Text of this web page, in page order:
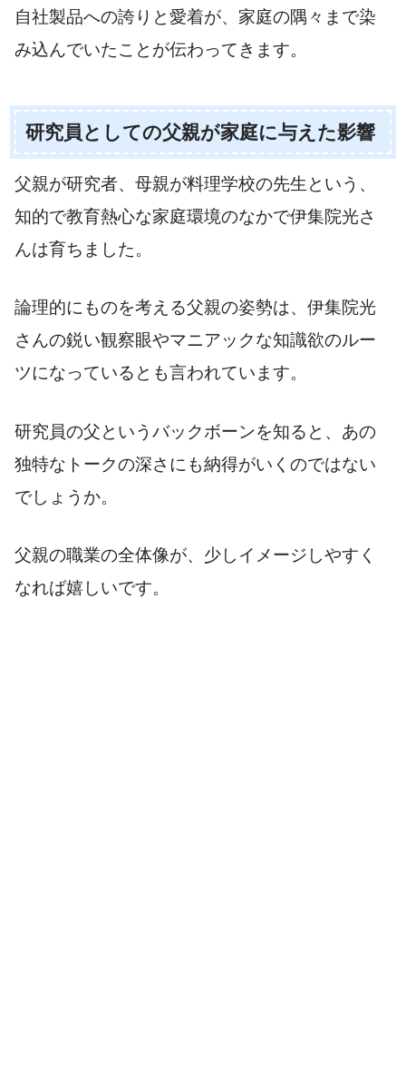
自社製品への誇りと愛着が、家庭の隅々まで染
み込んでいたことが伝わってきます。
研究員としての父親が家庭に与えた影響
父親が研究者、母親が料理学校の先生という、
知的で教育熱心な家庭環境のなかで伊集院光さ
んは育ちました。
論理的にものを考える父親の姿勢は、伊集院光
さんの鋭い観察眼やマニアックな知識欲のルー
ツになっているとも言われています。
研究員の父というバックボーンを知ると、あの
独特なトークの深さにも納得がいくのではない
でしょうか。
父親の職業の全体像が、少しイメージしやすく
なれば嬉しいです。